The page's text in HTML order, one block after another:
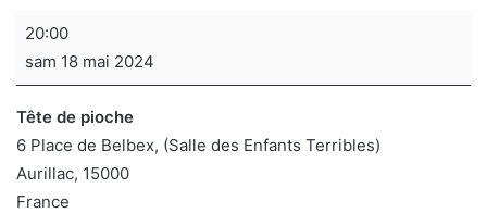
Soirée
de
sociétés
20:00
sam 18 mai 2024
Tête de pioche
6 Place de Belbex (Salle des Enfants Terribles)
Aurillac, 15000
France